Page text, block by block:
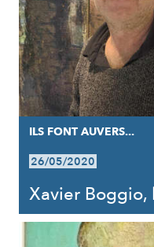
ILS FONT AUVERS...
26/05/2020
Xavier Boggio,